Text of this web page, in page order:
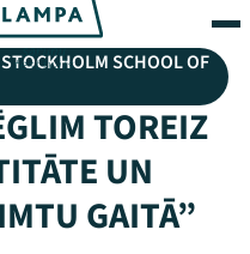
SCHOOL OF
TOREIZ
UN
GAITĀ”